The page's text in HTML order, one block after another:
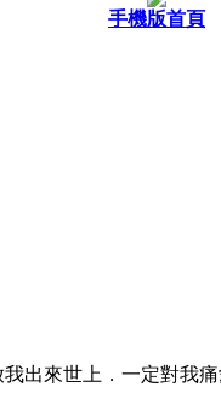
手機版首頁
出來世上．一定對我